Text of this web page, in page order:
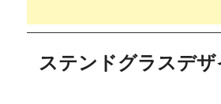
ステンドグラスデ